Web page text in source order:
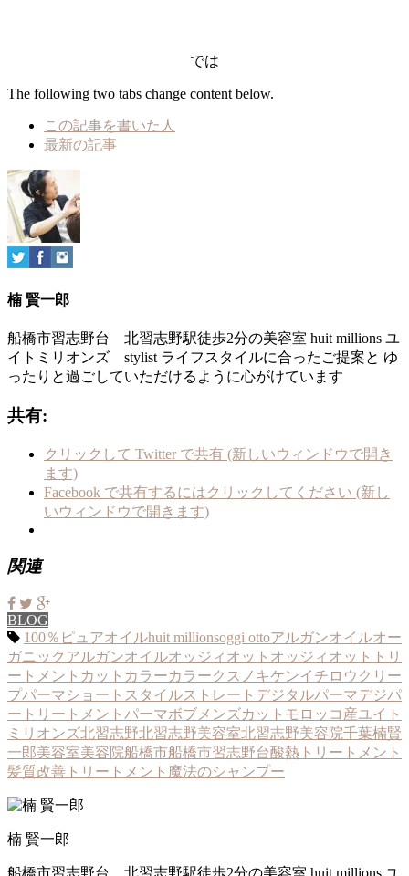
では
The following two tabs change content below.
この記事を書いた人
最新の記事
楠 賢一郎
船橋市習志野台 北習志野駅徒歩2分の美容室 huit millions ユ
イトミリオンズ stylist ライフスタイルに合ったご提案と ゆ
ったりと過ごしていただけるように心がけています
共有:
クリックして Twitter で共有 (新しいウィンドウで開き
ます)
Facebook で共有するにはクリックしてください (新し
いウィンドウで開きます)
関連
BLOG
100％ピュアオイルhuit millionsoggi ottoアルガンオイルオー
ガニックアルガンオイルオッジィオット オッジィオットトリ
ートメント カットカラーカラークスノキケンイチロウ クリー
プパーマショートスタイルストレート デジタルパーマデジパ
ー トリートメント パーマボブ メンズカット モロッコ産ユイト
ミリオンズ北習志野北習志野美容室北習志野美容院千葉楠賢
一郎美容室美容院船橋市船橋市習志野台酸熱トリートメント
髪質改善トリートメント 魔法のシャンプー
楠 賢一郎
船橋市習志野台 北習志野駅徒歩2分の美容室 huit millions ユ